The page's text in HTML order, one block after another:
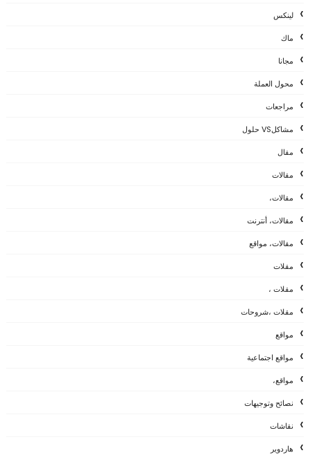
لينكس
ماك
مجانا
محول العملة
مراجعات
مشاكلVS حلول
مقال
مقالات
مقالات،
مقالات، أنترنت
مقالات، مواقع
مقلات
مقلات ،
مقلات ،شروحات
مواقع
مواقع اجتماعية
مواقع،
نصائح وتوجيهات
نقاشات
هاردوير